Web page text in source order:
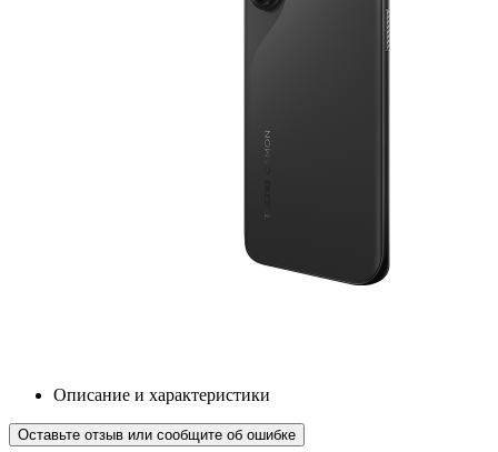
Описание и характеристики
Оставьте отзыв или сообщите об ошибке